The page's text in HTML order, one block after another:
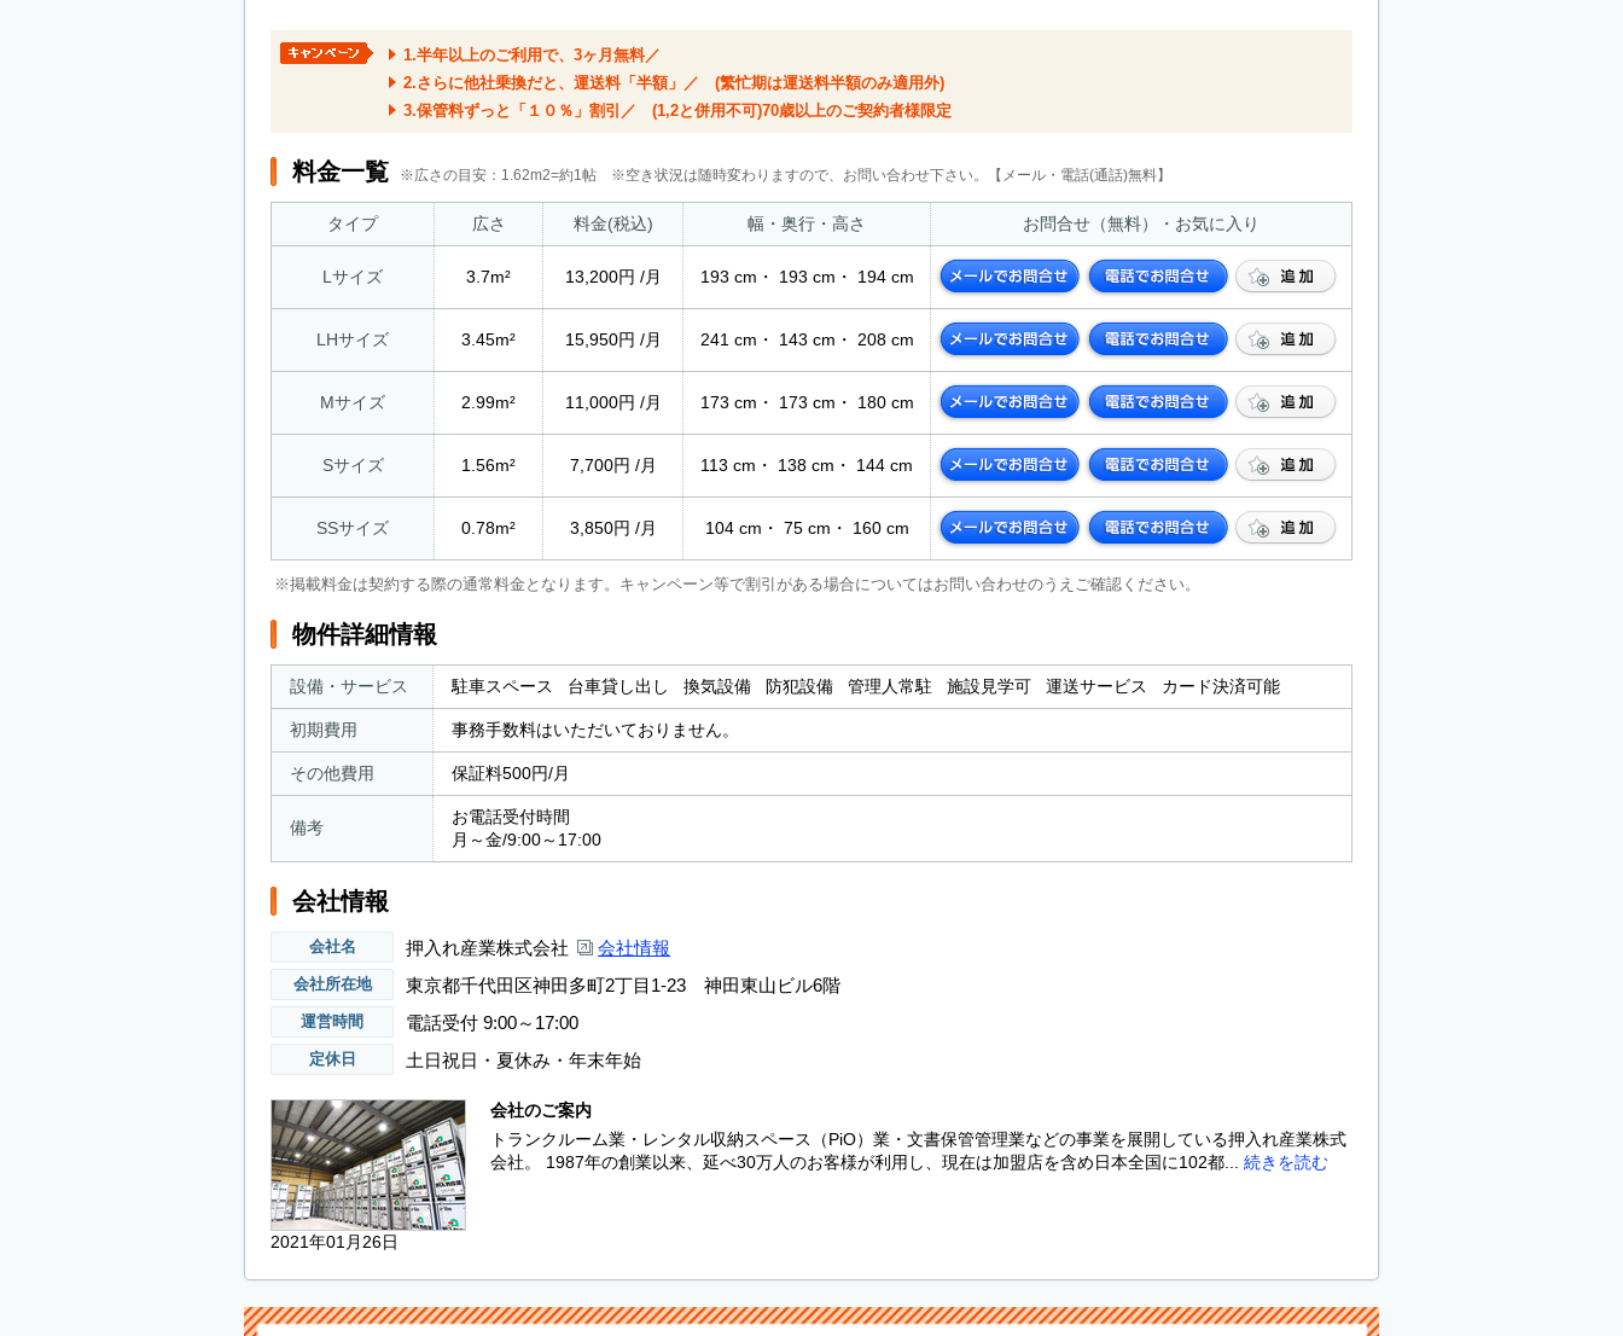
1.半年以上のご利用で、3ヶ月無料／
2.さらに他社乗換だと、運送料「半額」／ (繁忙期は運送料半額のみ適用外)
3.保管料ずっと「１０％」割引／ (1,2と併用不可)70歳以上のご契約者様限定
料金一覧 ※広さの目安：1.62m2=約1帖 ※空き状況は随時変わりますので、お問い合わせ下さい。【メール・電話(通話)無料】
タイプ 広さ 料金(税込) 幅・奥行・高さ お問合せ（無料）・お気に入り
Lサイズ 3.7m² 13,200円 /月 193 cm・ 193 cm・ 194 cm
LHサイズ 3.45m² 15,950円 /月 241 cm・ 143 cm・ 208 cm
Mサイズ 2.99m² 11,000円 /月 173 cm・ 173 cm・ 180 cm
Sサイズ 1.56m² 7,700円 /月 113 cm・ 138 cm・ 144 cm
SSサイズ 0.78m² 3,850円 /月 104 cm・ 75 cm・ 160 cm
※掲載料金は契約する際の通常料金となります。キャンペーン等で割引がある場合についてはお問い合わせのうえご確認ください。
物件詳細情報
設備・サービス 駐車スペース 台車貸し出し 換気設備 防犯設備 管理人常駐 施設見学可 運送サービス カード決済可能
初期費用 事務手数料はいただいておりません。
その他費用 保証料500円/月
備考
お電話受付時間
月～金/9:00～17:00
会社情報
会社名 押入れ産業株式会社 会社情報
会社所在地 東京都千代田区神田多町2丁目1-23 神田東山ビル6階
運営時間 電話受付 9:00～17:00
定休日 土日祝日・夏休み・年末年始
2021年01月26日
会社のご案内
トランクルーム業・レンタル収納スペース（PiO）業・文書保管管理業などの事業を展開している押入れ産業株式
会社。 1987年の創業以来、延べ30万人のお客様が利用し、現在は加盟店を含め日本全国に102都...
続きを読む